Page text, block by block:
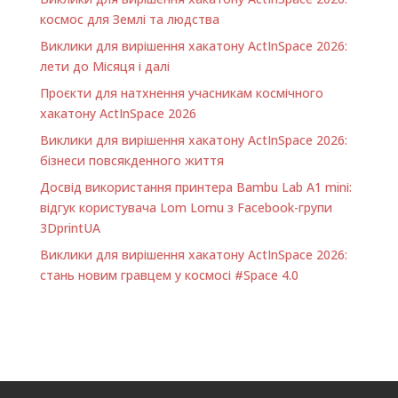
космос для Землі та людства
Виклики для вирішення хакатону ActInSpace 2026:
лети до Місяця і далі
Проєкти для натхнення учасникам космічного
хакатону ActInSpace 2026
Виклики для вирішення хакатону ActInSpace 2026:
бізнеси повсякденного життя
Досвід використання принтера Bambu Lab A1 minі:
відгук користувача Lom Lomu з Facebook-групи
3DprintUA
Виклики для вирішення хакатону ActInSpace 2026:
стань новим гравцем у космосі #Space 4.0